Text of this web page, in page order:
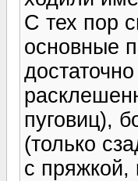
С тех пор
основные
пуговиц),
(только
с пряжкой,